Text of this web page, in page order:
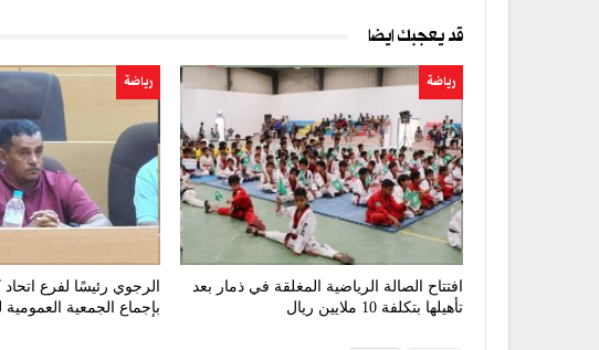
قد يعجبك ايضا
رياضة
افتتاح الصالة الرياضية المغلقة في ذمار بعد
تأهيلها بتكلفة 10 ملايين ريال
رياضة
الرجوي رئيسًا لفرع اتحاد
بإجماع الجمعية العمومية